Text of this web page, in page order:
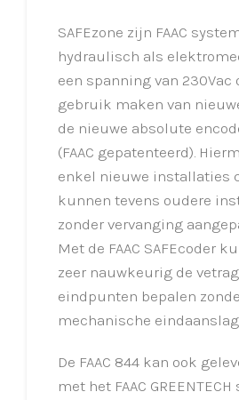
SAFEzone zijn FAAC
hydraulisch als
een spanning van 230Vac
gebruik maken van
de nieuwe absolute
(FAAC gepatenteerd).
enkel nieuwe installaties
kunnen tevens oudere
zonder vervanging
Met de FAAC SAFEcoder
zeer nauwkeurig de
eindpunten bepalen
mechanische
De FAAC 844 kan ook
met het FAAC